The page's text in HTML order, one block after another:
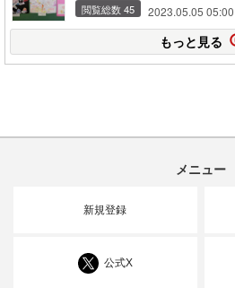
閲覧総数 45 2023.05.05 05:00
もっと見る
メニュー
新規登録
公式X